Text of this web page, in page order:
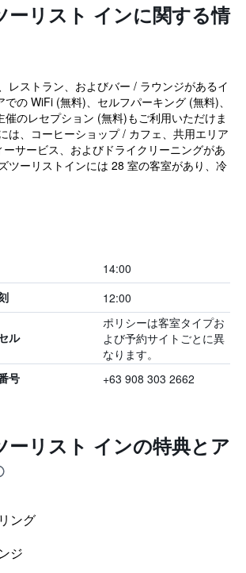
ーリスト インに関する情
レストラン、およびバー / ラウンジがあるイ
の WiFi (無料)、セルフパーキング (無料)、
催のレセプション (無料)もご利用いただけま
は、コーヒーショップ / カフェ、共用エリア
サービス、およびドライクリーニングがあ
ツーリストインには 28 室の客室があり、冷
14:00
12:00
ル
ポリシーは客室タイプお
よび予約サイトごとに異
なります。
号 +63 908 303 2662
ーリスト インの特典とア
ング
ジ